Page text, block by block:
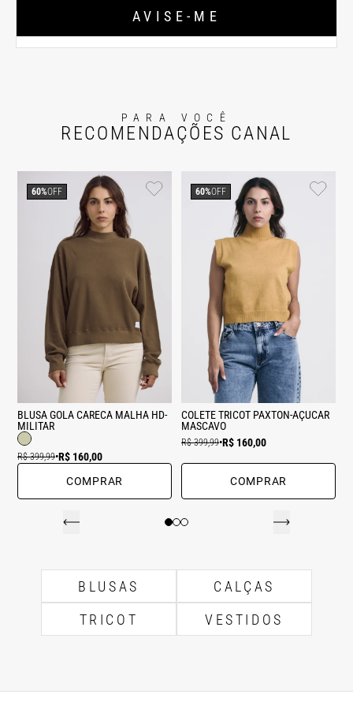
AVISE-ME
PARA VOCÊ
RECOMENDAÇÕES CANAL
BLUSA GOLA CARECA MALHA HD-
MILITAR
R$ 399,99•R$ 160,00
60%OFF
COMPRAR
COLETE TRICOT PAXTON-AÇUCAR
MASCAVO
R$ 399,99•R$ 160,00
60%OFF
COMPRAR
BLUSAS
CALÇAS
TRICOT
VESTIDOS